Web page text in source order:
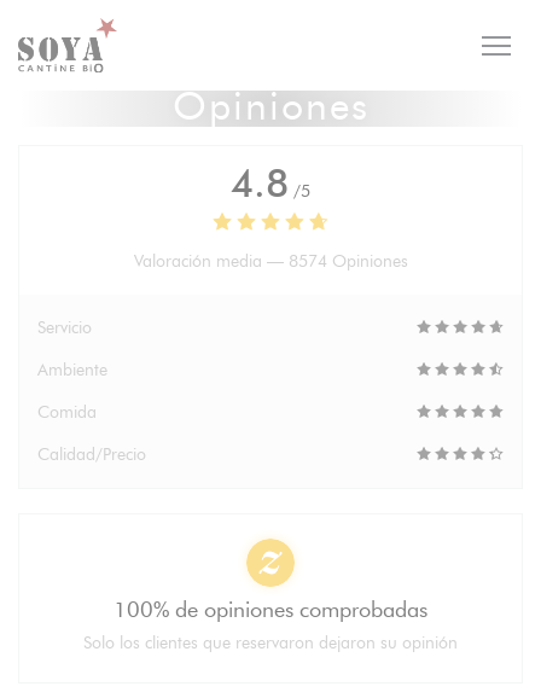
Personalización de sus opciones de cookies
Opiniones
4.8 /5
Valoración media — 8574 Opiniones
Servicio
Ambiente
Comida
Calidad/Precio
100% de opiniones comprobadas
Solo los clientes que reservaron dejaron su opinión